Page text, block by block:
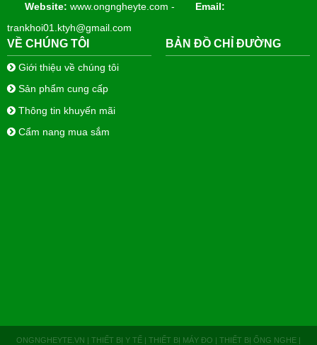
Website: www.ongngheyte.com -
Email:
trankhoi01.ktyh@gmail.com
VỀ CHÚNG TÔI
Giới thiệu về chúng tôi
Sản phẩm cung cấp
Thông tin khuyến mãi
Cẩm nang mua sắm
BẢN ĐỒ CHỈ ĐƯỜNG
ONGNGHEYTE.VN | THIẾT BỊ Y TẾ | THIẾT BỊ MÁY ĐO | THIẾT BỊ ỐNG NGHE |